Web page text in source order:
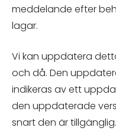
meddelande efter
lagar.
Vi kan uppdatera
och då. Den
indikeras av ett
den uppdaterade
snart den är